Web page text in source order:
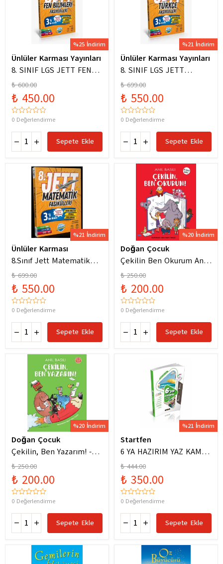
%25 İndirim
Ünlüler Karması Yayınları
8. SINIF LGS JETT FEN
BİLİMLERİ FASİKÜLLERİ
₺ 600.00
₺ 450.00
0 Değerlendirme
Sepete Ekle
%21 İndirim
Ünlüler Karması Yayınları
8. SINIF LGS JETT
TÜRKÇE FASİKÜLLERİ
₺ 699.00
₺ 550.00
0 Değerlendirme
Sepete Ekle
%21 İndirim
Ünlüler Karması
8.Sınıf Jett Matematik
Fasiküller Soru Bankası /
Kolektif / Ünlüler
Karması / 9786256529786
₺ 699.00
₺ 550.00
0 Değerlendirme
Sepete Ekle
%20 İndirim
Doğan Çocuk
Çekilin Ben Okurum Anıl
Basılı Eğlenceli
Hikayeler
₺ 250.00
₺ 200.00
0 Değerlendirme
Sepete Ekle
%20 İndirim
Doğan Çocuk
Çekilin, Ben Yazarım! -
Anıl Basılı
₺ 250.00
₺ 200.00
0 Değerlendirme
Sepete Ekle
%21 İndirim
Startfen
6 YA HAZIRIM YAZ KAMPI
FÖYLERİ
₺ 444.00
₺ 350.00
0 Değerlendirme
Sepete Ekle